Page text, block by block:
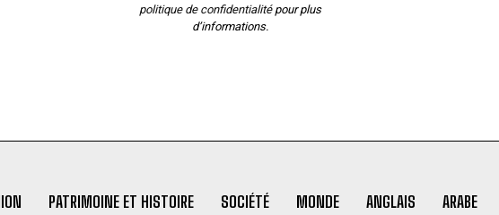
politique de confidentialitépour plus
d’informations.
PATRIMOINE ET HISTOIRE SOCIÉTÉ MONDE ANGLAIS ARABE